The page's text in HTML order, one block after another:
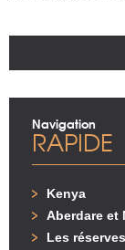
Navigation
RAPIDE
Kenya
Aberdare et
Les